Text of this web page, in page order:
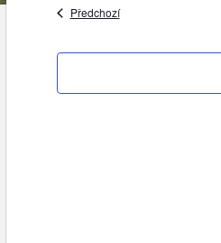
PředchozíAkce